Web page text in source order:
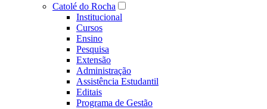
Catolé do Rocha
Institucional
Cursos
Ensino
Pesquisa
Extensão
Administração
Assistência Estudantil
Editais
Programa de Gestão